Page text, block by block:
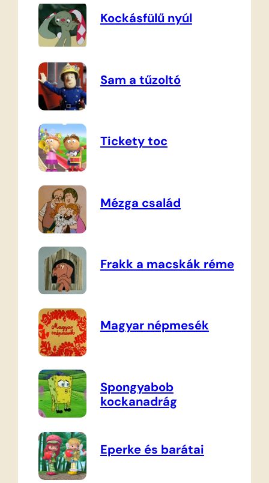
Kockásfülű nyúl
Sam a tűzoltó
Tickety toc
Mézga család
Frakk a macskák réme
Magyar népmesék
Spongyabob
kockanadrág
Eperke és barátai